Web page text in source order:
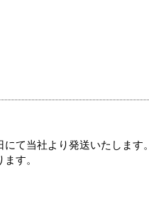
て当社より発送いたします。
す。